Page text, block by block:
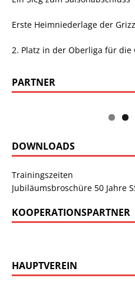
Erste Heimniederlage der
2. Platz in der Oberliga für die
PARTNER
DOWNLOADS
Trainingszeiten
Jubiläumsbroschüre 50 Jahre
KOOPERATIONSPARTNER
HAUPTVEREIN